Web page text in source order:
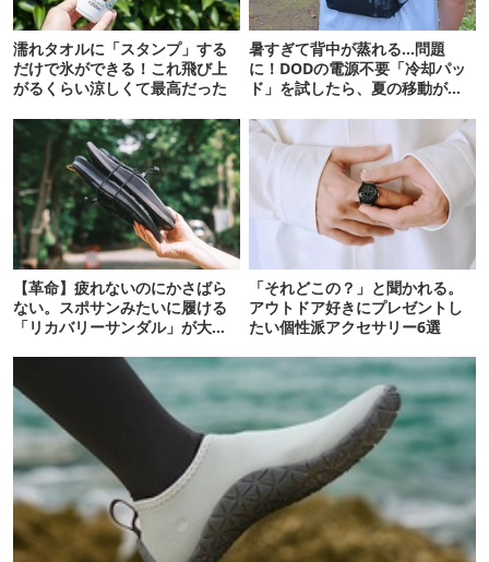
濡れタオルに「スタンプ」する
だけで氷ができる！これ飛び上
がるくらい涼しくて最高だった
暑すぎて背中が蒸れる…問題
に！DODの電源不要「冷却パッ
ド」を試したら、夏の移動がラ
【革命】疲れないのにかさばら
ない。スポサンみたいに履ける
「リカバリーサンダル」が大本
「それどこの？」と聞かれる。
アウトドア好きにプレゼントし
たい個性派アクセサリー6選